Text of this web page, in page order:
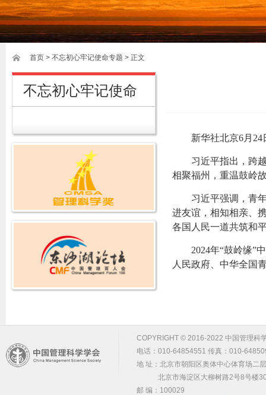
首页 > 不忘初心牢记使命专题 > 正文
不忘初心牢记使命
新华社北京6月
习近平指出，跨
相聚福州，重温鼓岭
习近平强调，青
进友谊，相知相亲、
各国人民一道共筑和
2024年“鼓岭缘”
人民政府、中华全国
COPYRIGHT © 2016-2022 中国管理科
电话：010-64854551 传真：010-
地 址：北京市朝阳区奥体中心体育场二
北京市海淀区大柳树路2号8号楼
邮 编：100029